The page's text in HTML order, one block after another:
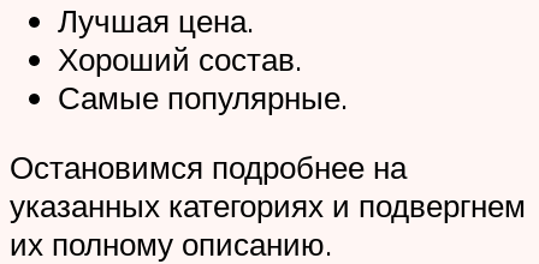
Лучшая цена.
Хороший состав.
Самые популярные.
Остановимся подробнее на
указанных категориях и подвергнем
их полному описанию.